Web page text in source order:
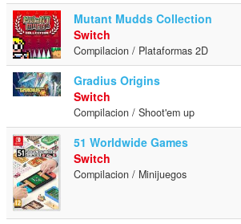
Mutant Mudds Collection
Switch
Compilacion / Plataformas 2D
Gradius Origins
Switch
Compilacion / Shoot'em up
51 Worldwide Games
Switch
Compilacion / Minijuegos